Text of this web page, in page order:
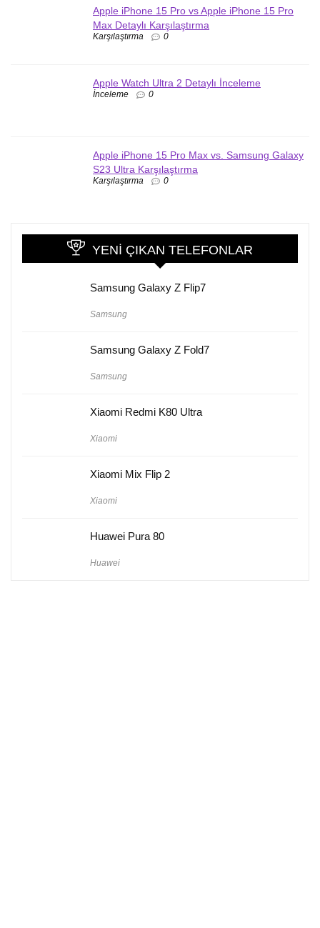
Apple iPhone 15 Pro vs Apple iPhone 15 Pro
Max Detaylı Karşılaştırma
Karşılaştırma 0
Apple Watch Ultra 2 Detaylı İnceleme
İnceleme 0
Apple iPhone 15 Pro Max vs. Samsung Galaxy
S23 Ultra Karşılaştırma
Karşılaştırma 0
YENI ÇIKAN TELEFONLAR
Samsung Galaxy Z Flip7
Samsung
Samsung Galaxy Z Fold7
Samsung
Xiaomi Redmi K80 Ultra
Xiaomi
Xiaomi Mix Flip 2
Xiaomi
Huawei Pura 80
Huawei